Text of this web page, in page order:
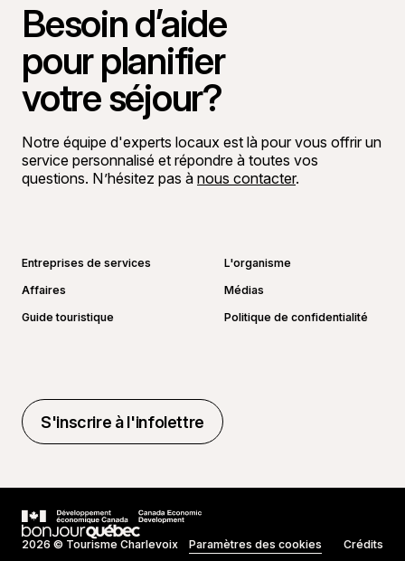
Besoin d’aide
pour planifier
votre séjour?
Notre équipe d'experts locaux est là pour vous offrir un
service personnalisé et répondre à toutes vos
questions. N’hésitez pas à nous contacter.
Entreprises de services
L'organisme
Affaires
Médias
Guide touristique
Politique de confidentialité
S'inscrire à l'infolettre
S'inscrire à l'infolettre
2026 © Tourisme Charlevoix Paramètres des cookies Crédits